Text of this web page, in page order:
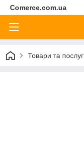
Comerce.com.ua
Товари та